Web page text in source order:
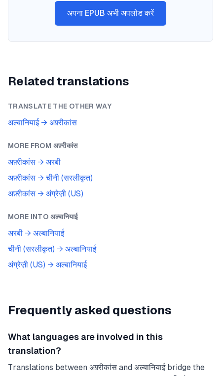
अपना EPUB अभी अपलोड करें
Related translations
TRANSLATE THE OTHER WAY
अल्बानियाई→ अफ़्रीकांस
MORE FROM अफ़्रीकांस
अफ़्रीकांस → अरबी
अफ़्रीकांस →चीनी (सरलीकृत)
अफ़्रीकांस → अंग्रेज़ी (US)
MORE INTO अल्बानियाई
अरबी → अल्बानियाई
चीनी (सरलीकृत) → अल्बानियाई
अंग्रेज़ी (US) → अल्बानियाई
Frequently asked questions
What languages are involved in this
translation?
Translations between अफ़्रीकांस and अल्बानियाई bridge the